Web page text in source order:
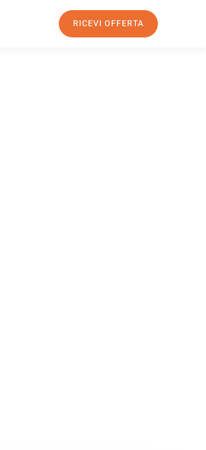
RICEVI OFFERTA